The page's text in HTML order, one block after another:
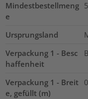
Mindestbestellmeng
e
Ursprungsland
Verpackung 1 - Besc
haffenheit
Verpackung 1 - Breit
e, gefüllt (m)